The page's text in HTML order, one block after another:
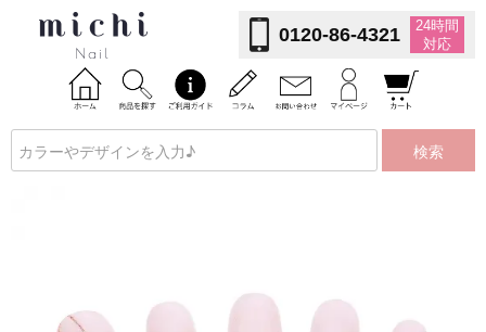
0120-86-4321
24時間
対応
検索